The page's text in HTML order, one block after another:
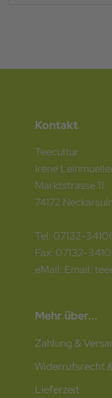
Kontakt
Teecultur
Irene
Marktstrasse 11
74172
Tel: 07132-
Fax: 07132-
eMail: Email:
Mehr über...
Zahlung &
Widerrufsrecht
Lieferzeit